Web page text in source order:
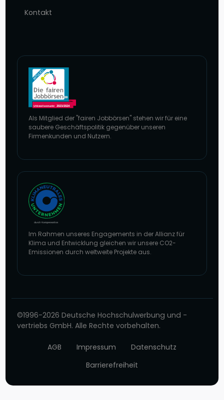
Kontakt
Als Mitglied der "fairen Jobbörsen" stehen wir für eine
saubere Geschäftspolitik gegenüber unseren
Firmenkunden und Nutzern.
Im Rahmen unseres Engagements in der Allianz für
Klima und Entwicklung gleichen wir unsere CO2-
Emissionen durch weltweite Projekte aus.
Zur Website von Climate Extender: Klimaneutrales Unternehmen
©1996-2026 Deutsche Hochschulwerbung und -
vertriebs GmbH. Alle Rechte vorbehalten.
AGB Impressum
Datenschutz
Barrierefreiheit